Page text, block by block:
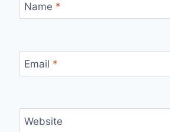
Name *
Email *
Website